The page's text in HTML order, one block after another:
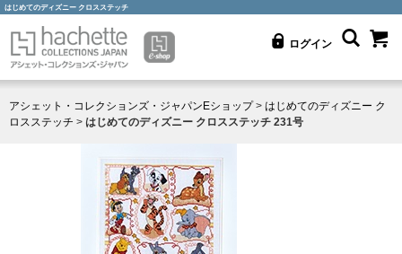
はじめてのディズニー クロスステッチ
ログイン
アシェット・コレクションズ・ジャパンEショップ> はじめてのディズニー ク
ロスステッチ > はじめてのディズニー クロスステッチ 231号